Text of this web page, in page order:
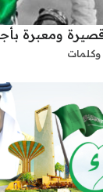
ومعبرة
وكلمات